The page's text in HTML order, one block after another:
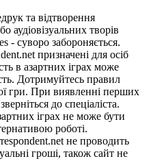
та відтворення
аудіовізуальних творів
- суворо забороняється.
призначені для осіб
в азартних іграх може
Дотримуйтесь правил
гри. При виявленні перших
до спеціаліста.
іграх не може бути
роботі.
не проводить
гроші, також сайт не